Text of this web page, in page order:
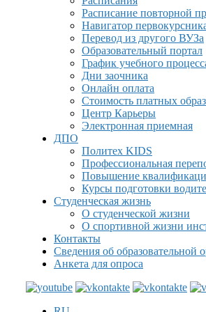
Расписание повторной
Навигатор
Перевод из другого ВУЗа
Образовательный портал
График учебного
Дни заочника
Онлайн оплата
Стоимость платных
Центр Карьеры
Электронная приемная
ДПО
Политех KIDS
Профессиональная
Повышение
Курсы подготовки
Студенческая жизнь
О студенческой жизни
О спортивной жизни
Контакты
Сведения об образовательной
Анкета для опроса